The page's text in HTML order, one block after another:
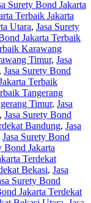
Surety Bond Jakarta
Terbaik Jakarta
Utara, Jasa Surety
Jakarta Terbaik
Karawang
Timur, Jasa
, Jasa Surety Bond
Terbaik
Tangerang
Timur, Jasa
, Jasa Surety Bond
Bandung, Jasa
Jasa Surety Bond
Bond Jakarta
Terdekat
Bekasi, Jasa
Surety Bond
Jakarta Terdekat